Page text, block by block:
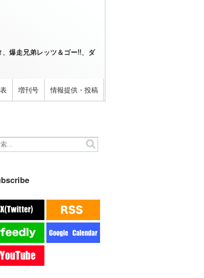
爆走兄弟レッツ＆ゴー!!、ダ
増刊号 情報提供・投稿